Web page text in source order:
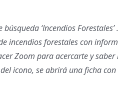
‘Incendios Forestales’ .
incendios forestales con
Zoom para acercarte y
icono, se abrirá una ficha